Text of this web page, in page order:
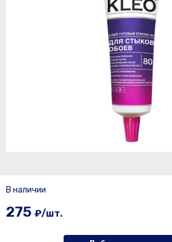
В наличии
275 ₽/шт.